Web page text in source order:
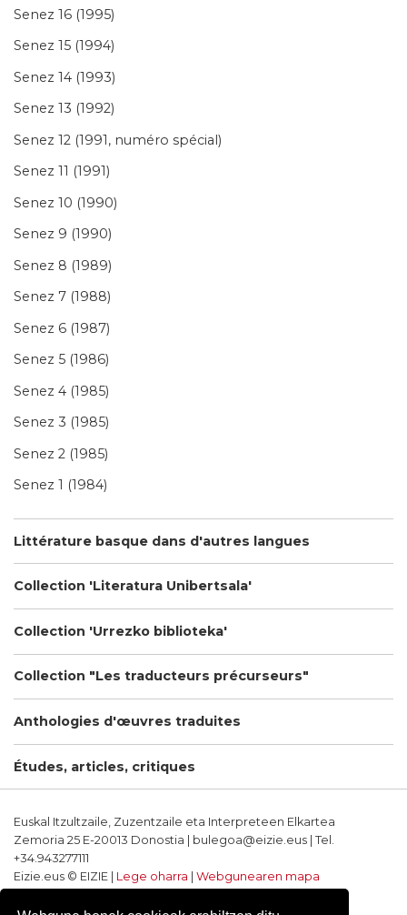
Senez 16 (1995)
Senez 15 (1994)
Senez 14 (1993)
Senez 13 (1992)
Senez 12 (1991, numéro spécial)
Senez 11 (1991)
Senez 10 (1990)
Senez 9 (1990)
Senez 8 (1989)
Senez 7 (1988)
Senez 6 (1987)
Senez 5 (1986)
Senez 4 (1985)
Senez 3 (1985)
Senez 2 (1985)
Senez 1 (1984)
Littérature basque dans d'autres langues
Collection 'Literatura Unibertsala'
Collection 'Urrezko biblioteka'
Collection "Les traducteurs précurseurs"
Anthologies d'œuvres traduites
Études, articles, critiques
Euskal Itzultzaile, Zuzentzaile eta Interpreteen Elkartea
Zemoria 25 E-20013 Donostia | bulegoa@eizie.eus | Tel.
+34.943277111
Eizie.eus © EIZIE | Lege oharra
Webgunearen mapa